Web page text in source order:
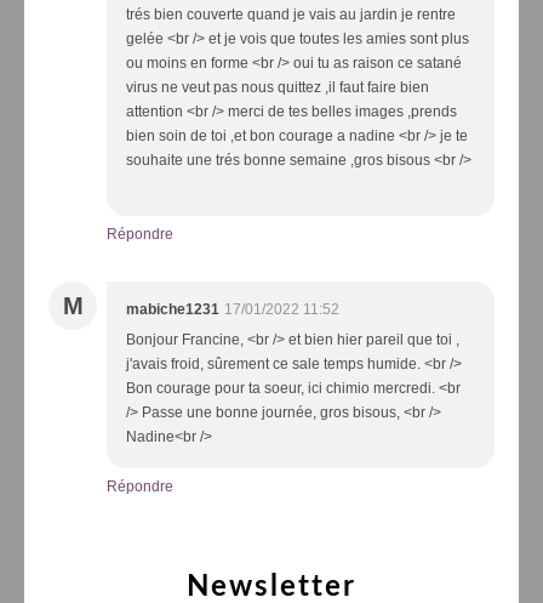
trés bien couverte quand je vais au jardin je rentre
gelée <br /> et je vois que toutes les amies sont plus
ou moins en forme <br /> oui tu as raison ce satané
virus ne veut pas nous quittez ,il faut faire bien
attention <br /> merci de tes belles images ,prends
bien soin de toi ,et bon courage a nadine <br /> je te
souhaite une trés bonne semaine ,gros bisous <br />
Répondre
M mabiche1231 17/01/2022 11:52
Bonjour Francine, <br /> et bien hier pareil que toi ,
j'avais froid, sûrement ce sale temps humide. <br />
Bon courage pour ta soeur, ici chimio mercredi. <br
/> Passe une bonne journée, gros bisous, <br />
Nadine<br />
Répondre
Newsletter